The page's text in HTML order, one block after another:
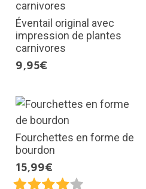
Éventail original avec
impression de plantes
carnivores
9,95€
Fourchettes en forme de
bourdon
15,99€